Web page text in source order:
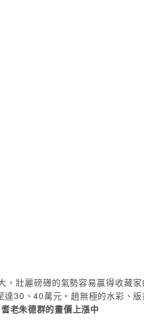
壯麗磅礡的氣勢容易贏得收藏家
30、40萬元。趙無極的水彩、版
老朱德群的畫價上漲中